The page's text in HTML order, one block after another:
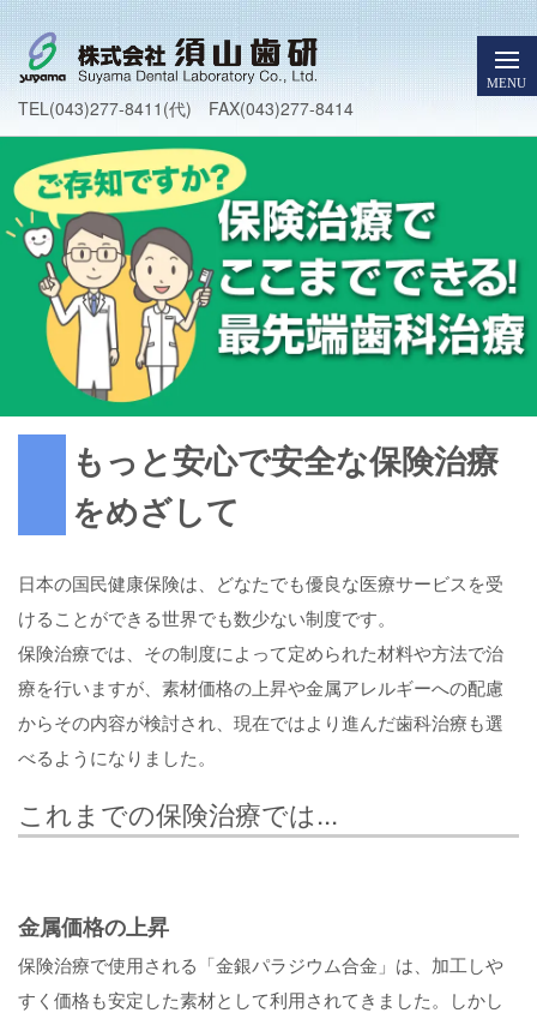
TEL(043)277-8411(代) FAX(043)277-8414
もっと安心で安全な保険治療
をめざして
日本の国民健康保険は、どなたでも優良な医療サービスを受
けることができる世界でも数少ない制度です。
保険治療では、その制度によって定められた材料や方法で治
療を行いますが、素材価格の上昇や金属アレルギーへの配慮
からその内容が検討され、現在ではより進んだ歯科治療も選
べるようになりました。
これまでの保険治療では...
金属価格の上昇
保険治療で使用される「金銀パラジウム合金」は、加工しや
すく価格も安定した素材として利用されてきました。しかし